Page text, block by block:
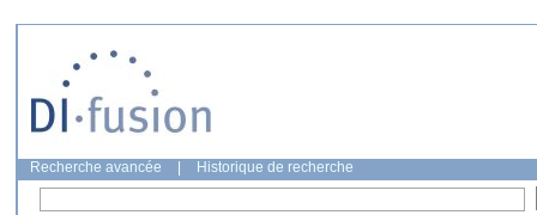
Recherche avancée Historique de recherche